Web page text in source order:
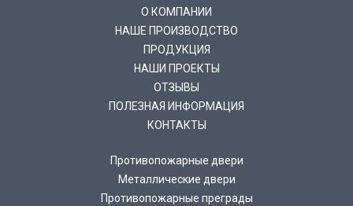
О КОМПАНИИ
НАШЕ ПРОИЗВОДСТВО
ПРОДУКЦИЯ
НАШИ ПРОЕКТЫ
ОТЗЫВЫ
ПОЛЕЗНАЯ ИНФОРМАЦИЯ
КОНТАКТЫ
Противопожарные двери
Металлические двери
Противопожарные преграды